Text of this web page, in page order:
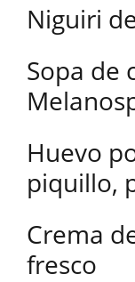
Niguiri
Sopa de
Huevo
piquillo,
Crema
fresco